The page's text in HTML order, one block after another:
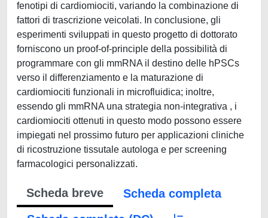
fenotipi di cardiomiociti, variando la combinazione di
fattori di trascrizione veicolati. In conclusione, gli
esperimenti sviluppati in questo progetto di dottorato
forniscono un proof-of-principle della possibilità di
programmare con gli mmRNA il destino delle hPSCs
verso il differenziamento e la maturazione di
cardiomiociti funzionali in microfluidica; inoltre,
essendo gli mmRNA una strategia non-integrativa , i
cardiomiociti ottenuti in questo modo possono essere
impiegati nel prossimo futuro per applicazioni cliniche
di ricostruzione tissutale autologa e per screening
farmacologici personalizzati.
Scheda breve
Scheda completa